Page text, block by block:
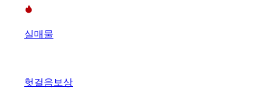
실매물
헛걸음보상